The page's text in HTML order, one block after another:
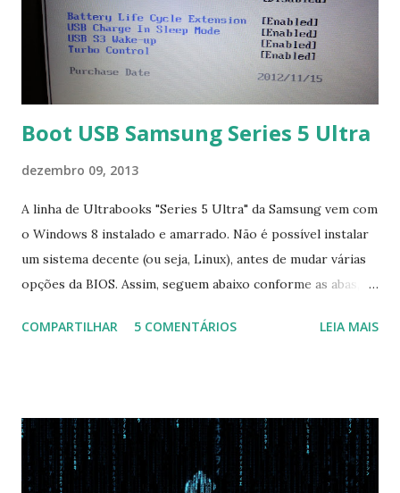
Boot USB Samsung Series 5 Ultra
dezembro 09, 2013
A linha de Ultrabooks "Series 5 Ultra" da Samsung vem com
o Windows 8 instalado e amarrado. Não é possível instalar
um sistema decente (ou seja, Linux), antes de mudar várias
opções da BIOS. Assim, seguem abaixo conforme as abas, a
Na inicialização aperte F2 para acessar a BIOS e então faça
com Win, deixe essa opção no Auto ) Set AHCI Mode ->
Disabled USB S3 Wake-up -> Enabled Boot: Secure Boot ->
Disabled OS Mode Selection -> UEFI and CSM OS (Essa
COMPARTILHAR 5 COMENTÁRIOS LEIA MAIS